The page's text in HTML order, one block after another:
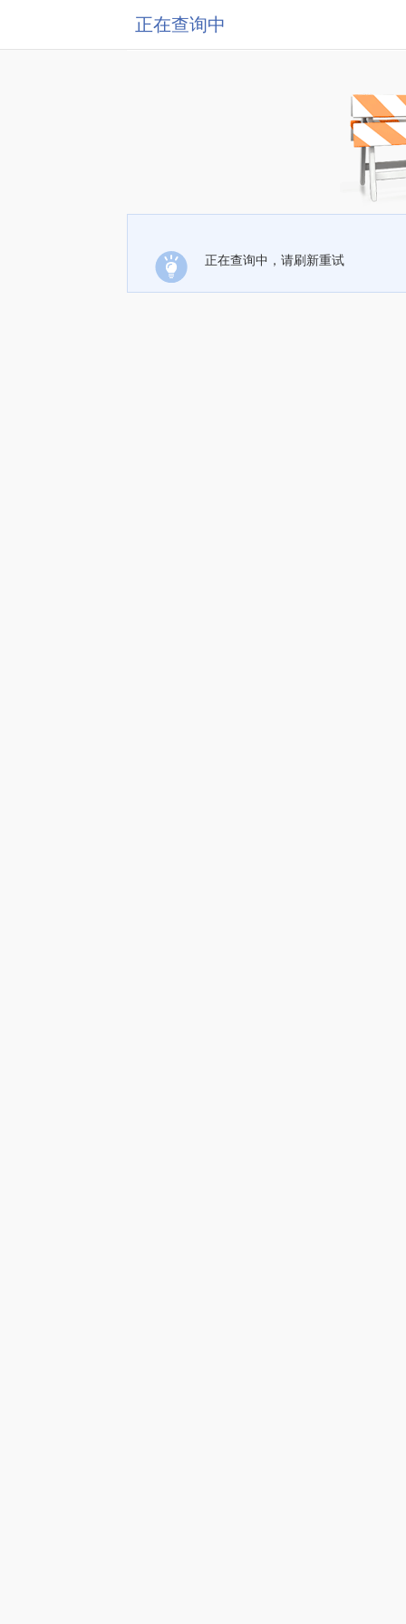
正在查询中
正在查询中，请刷新重试